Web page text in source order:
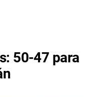
50-47 para